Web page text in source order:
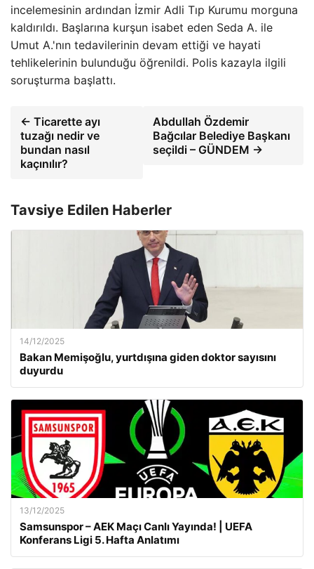
incelemesinin ardından İzmir Adli Tıp Kurumu morguna
kaldırıldı. Başlarına kurşun isabet eden Seda A. ile
Umut A.'nın tedavilerinin devam ettiği ve hayati
tehlikelerinin bulunduğu öğrenildi. Polis kazayla ilgili
soruşturma başlattı.
← Ticarette ayı
tuzağı nedir ve
bundan nasıl
kaçınılır?
Abdullah Özdemir
Bağcılar Belediye Başkanı
seçildi – GÜNDEM →
Tavsiye Edilen Haberler
14/12/2025
Bakan Memişoğlu, yurtdışına giden doktor sayısını
duyurdu
13/12/2025
Samsunspor – AEK Maçı Canlı Yayında! | UEFA
Konferans Ligi 5. Hafta Anlatımı